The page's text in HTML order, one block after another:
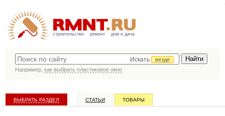
строительство ремонт дом и дача
Искать
везде
Например, как выбрать пластиковое окно
ВЫБРАТЬ РАЗДЕЛ СТАТЬИ ТОВАРЫ